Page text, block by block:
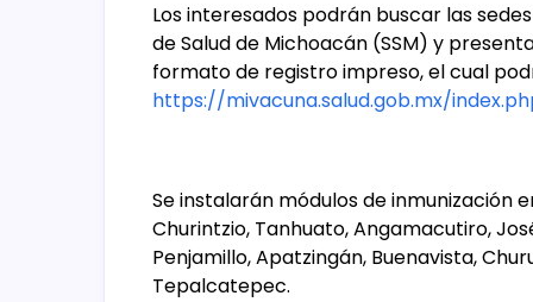
Los interesados podrán buscar las
de Salud de Michoacán (SSM) y
formato de registro impreso, el cual
https://mivacuna.salud.gob.mx/
Se instalarán módulos de inmunización
Churintzio, Tanhuato, Angamacutiro,
Penjamillo, Apatzingán, Buenavista,
Tepalcatepec.